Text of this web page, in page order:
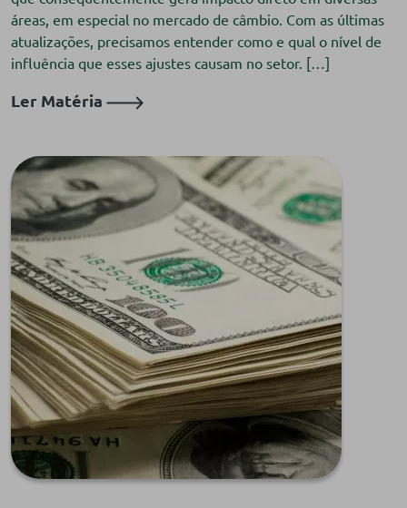
áreas, em especial no mercado de câmbio. Com as últimas
atualizações, precisamos entender como e qual o nível de
influência que esses ajustes causam no setor. […]
Ler Matéria